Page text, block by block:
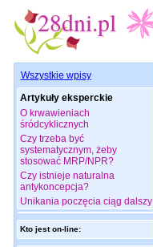
Wszystkie wpisy
Artykuły eksperckie
O krwawieniach
śródcyklicznych
Czy trzeba być
systematycznym, żeby
stosować MRP/NPR?
Czy istnieje naturalna
antykoncepcja?
Unikania poczęcia ciąg dalszy
Kto jest on-line: